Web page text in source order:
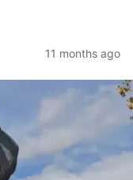
11 months ago